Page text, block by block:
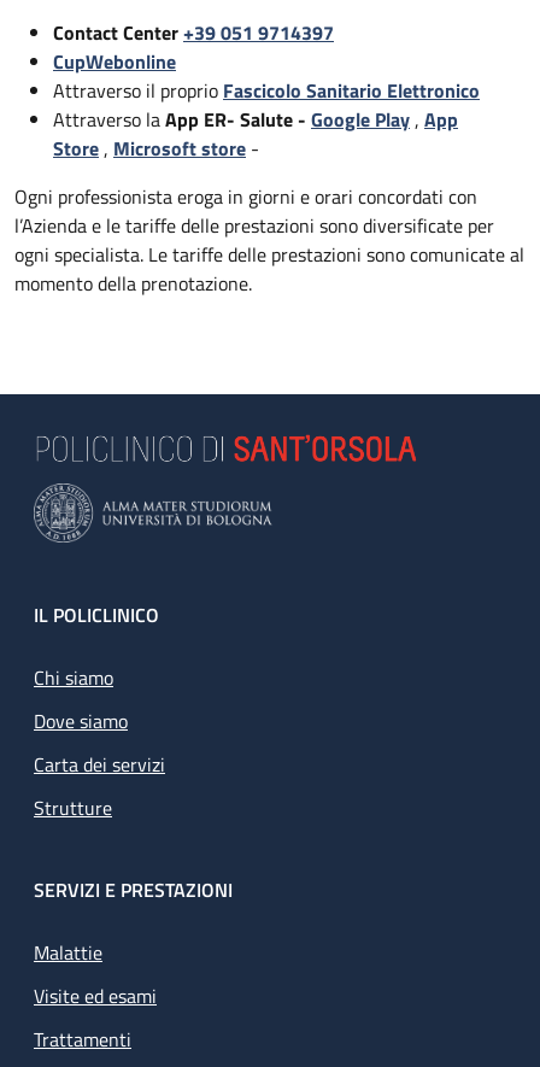
Contact Center+39 051 9714397
CupWebonline
Attraverso il proprio Fascicolo Sanitario Elettronico
Attraverso laApp ER- Salute - Google Play, App
Store, Microsoft store -
Ogni professionista eroga in giorni e orari concordati con
l’Azienda e le tariffe delle prestazioni sono diversificate per
ogni specialista. Le tariffe delle prestazioni sono comunicate al
momento della prenotazione.
Footer
IL POLICLINICO
Chi siamo
Dove siamo
Carta dei servizi
Strutture
SERVIZI E PRESTAZIONI
Malattie
Visite ed esami
Trattamenti